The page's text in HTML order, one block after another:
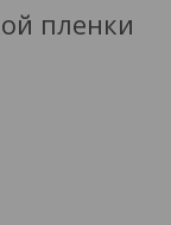
пленки